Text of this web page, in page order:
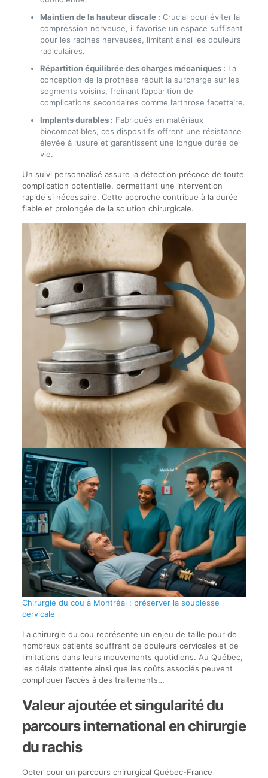
Maintien de la hauteur discale : Crucial pour éviter la
compression nerveuse, il favorise un espace suffisant
pour les racines nerveuses, limitant ainsi les douleurs
radiculaires.
Répartition équilibrée des charges mécaniques : La
conception de la prothèse réduit la surcharge sur les
segments voisins, freinant l’apparition de
complications secondaires comme l’arthrose facettaire.
Implants durables : Fabriqués en matériaux
biocompatibles, ces dispositifs offrent une résistance
élevée à l’usure et garantissent une longue durée de
vie.
Un suivi personnalisé assure la détection précoce de toute
complication potentielle, permettant une intervention
rapide si nécessaire. Cette approche contribue à la durée
fiable et prolongée de la solution chirurgicale.
Chirurgie du cou à Montréal : préserver la souplesse
cervicale
La chirurgie du cou représente un enjeu de taille pour de
nombreux patients souffrant de douleurs cervicales et de
limitations dans leurs mouvements quotidiens. Au Québec,
les délais d’attente ainsi que les coûts associés peuvent
compliquer l’accès à des traitements…
Valeur ajoutée et singularité du
parcours international en chirurgie
du rachis
Opter pour un parcours chirurgical Québec-France